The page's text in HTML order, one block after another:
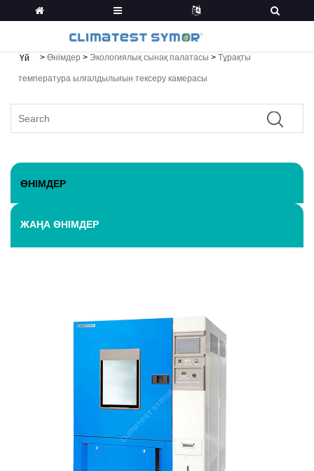
Үй > Өнімдер > Экологиялық сынақ палатасы > Тұрақты
температура ылғалдылығын тексеру камерасы
ӨНІМДЕР
ЖАҢА ӨНІМДЕР